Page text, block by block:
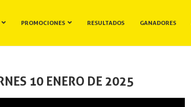
PROMOCIONES RESULTADOS GANADORES
10 ENERO DE 2025